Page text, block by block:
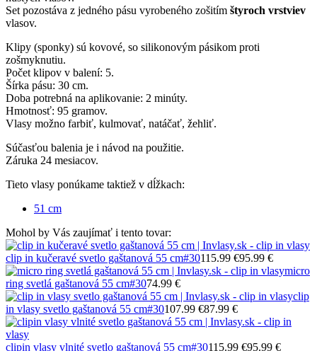
Set pozostáva z jedného pásu vyrobeného zošitím štyroch vrstviev
vlasov.
Klipy (sponky) sú kovové, so silikonovým pásikom proti
zošmyknutiu.
Počet klipov v balení: 5.
Šírka pásu: 30 cm.
Doba potrebná na aplikovanie: 2 minúty.
Hmotnosť: 95 gramov.
Vlasy možno farbiť, kulmovať, natáčať, žehliť.
Súčasťou balenia je i návod na použitie.
Záruka 24 mesiacov.
Tieto vlasy ponúkame taktiež v dĺžkach:
51 cm
Mohol by Vás zaujímať i tento tovar:
clip in kučeravé svetlo gaštanová 55 cm#30115.99 €95.99 €
micro
ring svetlá gaštanová 55 cm#3074.99 €
clip
in vlasy svetlo gaštanová 55 cm#30107.99 €87.99 €
clipin vlasy vlnité svetlo gaštanová 55 cm#30115.99 €95.99 €